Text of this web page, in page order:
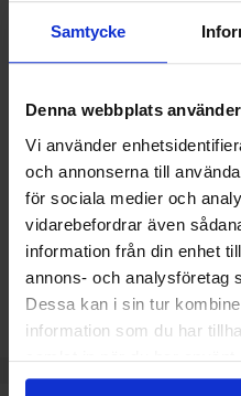
Samtycke
Denna webbplats
Vi använder
och annonserna till
för sociala medier och
vidarebefordrar även
information från din enhet
annons- och analysföretag
Dessa kan i sin tur
information som du har
samlat in när du har använt
Beräknad